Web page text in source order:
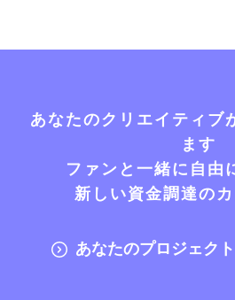
あなたのクリエイティブ
ます
ファンと一緒に自由
新しい資金調達の
あなたのプロジェク